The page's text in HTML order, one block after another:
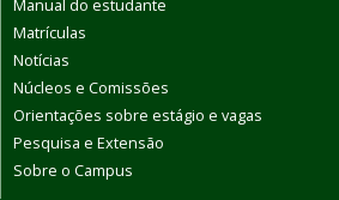
Manual do estudante
Matrículas
Notícias
Núcleos e Comissões
Orientações sobre estágio e vagas
Pesquisa e Extensão
Sobre o Campus